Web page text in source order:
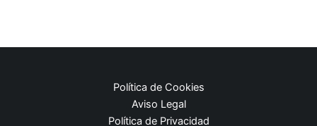
Política de Cookies
Aviso Legal
Política de Privacidad